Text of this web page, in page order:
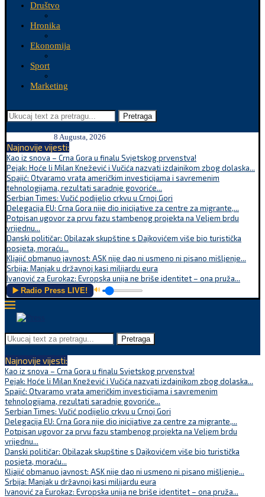
Društvo
Hronika
Ekonomija
Sport
Marketing
Pretraga
8 Augusta, 2026
Najnovije vijesti:
Kao iz snova – Crna Gora u finalu Svjetskog prvenstva!
Pejak: Hoće li Milan Knežević i Vučića nazvati izdajnikom zbog dolaska...
Spajić: Otvaramo vrata američkim investicijama i savremenim
tehnologijama, rezultati saradnje govoriće...
Serbian Times: Vučić podijelio crkvu u Crnoj Gori
Delegacija EU: Crna Gora nije dio inicijative za centre za migrante,...
Potpisan ugovor za prvu fazu stambenog projekta na Veljem brdu
vrijednu...
Danski političar: Obilazak skupštine s Dajkovićem više bio turistička
posjeta, moraću...
Kljajić obmanuo javnost: ASK nije dao ni usmeno ni pisano mišljenje...
Srbija: Manjak u državnoj kasi milijardu eura
Ivanović za Eurokaz: Evropska unija ne briše identitet – ona pruža...
▶️ Radio Press LIVE! 🔊
Pretraga
Najnovije vijesti:
Kao iz snova – Crna Gora u finalu Svjetskog prvenstva!
Pejak: Hoće li Milan Knežević i Vučića nazvati izdajnikom zbog dolaska...
Spajić: Otvaramo vrata američkim investicijama i savremenim
tehnologijama, rezultati saradnje govoriće...
Serbian Times: Vučić podijelio crkvu u Crnoj Gori
Delegacija EU: Crna Gora nije dio inicijative za centre za migrante,...
Potpisan ugovor za prvu fazu stambenog projekta na Veljem brdu
vrijednu...
Danski političar: Obilazak skupštine s Dajkovićem više bio turistička
posjeta, moraću...
Kljajić obmanuo javnost: ASK nije dao ni usmeno ni pisano mišljenje...
Srbija: Manjak u državnoj kasi milijardu eura
Ivanović za Eurokaz: Evropska unija ne briše identitet – ona pruža...